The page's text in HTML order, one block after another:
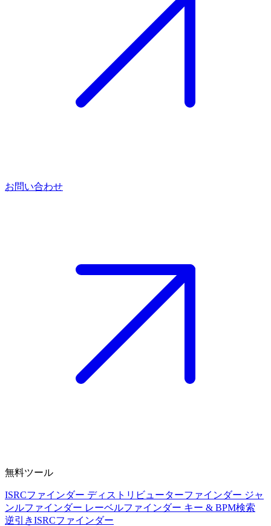
お問い合わせ
無料ツール
ISRCファインダー ディストリビューターファインダー ジャ
ンルファインダー レーベルファインダー キー & BPM検索
逆引きISRCファインダー